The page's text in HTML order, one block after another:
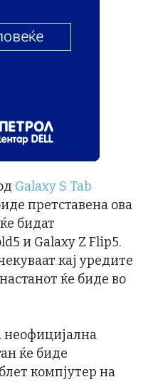
Galaxy S Tab
претставена ова
бидат
и Galaxy Z Flip5.
кај уредите
ќе биде во
неофицијална
ќе биде
компјутер на